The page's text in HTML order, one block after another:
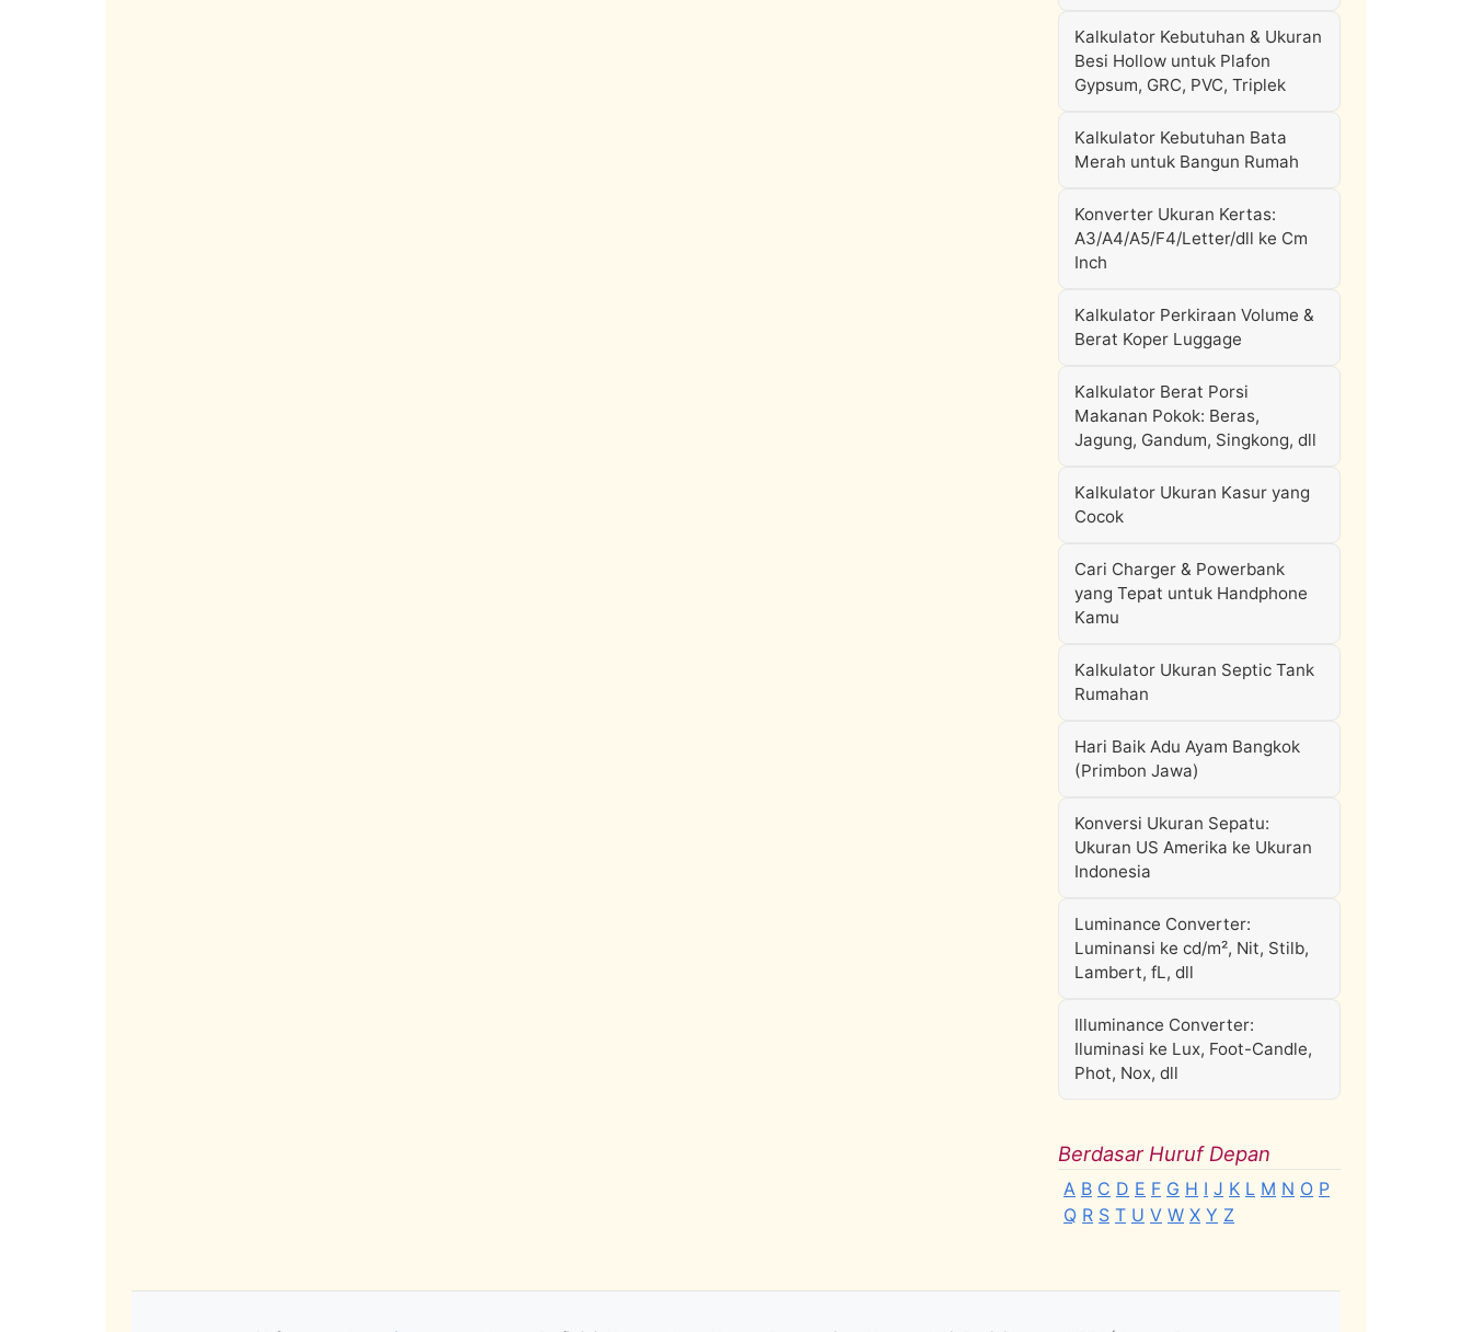
Kalkulator Kebutuhan & Ukuran
Besi Hollow untuk Plafon
Gypsum, GRC, PVC, Triplek
Kalkulator Kebutuhan Bata
Merah untuk Bangun Rumah
Konverter Ukuran Kertas:
A3/A4/A5/F4/Letter/dll ke Cm
Inch
Kalkulator Perkiraan Volume &
Berat Koper Luggage
Kalkulator Berat Porsi
Makanan Pokok: Beras,
Jagung, Gandum, Singkong, dll
Kalkulator Ukuran Kasur yang
Cocok
Cari Charger & Powerbank
yang Tepat untuk Handphone
Kamu
Kalkulator Ukuran Septic Tank
Rumahan
Hari Baik Adu Ayam Bangkok
(Primbon Jawa)
Konversi Ukuran Sepatu:
Ukuran US Amerika ke Ukuran
Indonesia
Luminance Converter:
Luminansi ke cd/m², Nit, Stilb,
Lambert, fL, dll
Illuminance Converter:
Iluminasi ke Lux, Foot-Candle,
Phot, Nox, dll
Berdasar Huruf Depan
A B C D E F G H I J K L M N O P
Q R S T U V W X Y Z